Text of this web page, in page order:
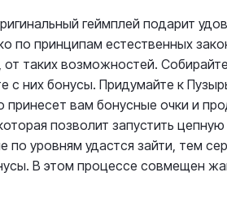
геймплей подарит
по принципам естественных
таких возможностей.
с них бонусы. Придумайте к
принесет вам бонусные очки и
позволит запустить
уровням удастся зайти, тем
В этом процессе совмещен